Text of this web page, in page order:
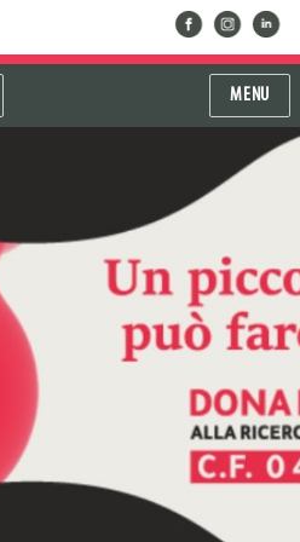
facebookinstragram
linkedin
MENU